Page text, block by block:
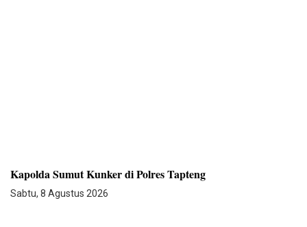
Kapolda Sumut Kunker di Polres Tapteng
Sabtu, 8 Agustus 2026